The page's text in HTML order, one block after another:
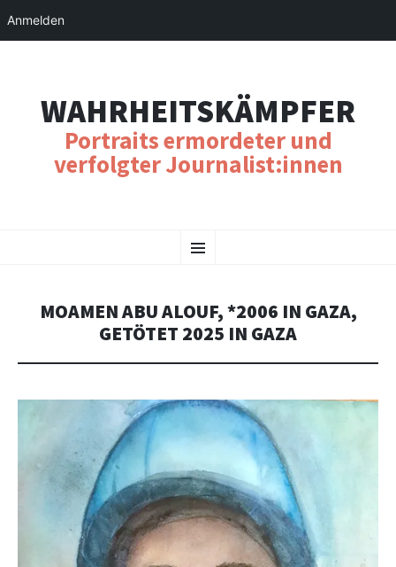
WAHRHEITSKÄMPFER
Portraits ermordeter und
verfolgter Journalist:innen
Menu
TO
MOAMEN ABU ALOUF, *2006 IN GAZA,
GETÖTET 2025 IN GAZA
Anmelden